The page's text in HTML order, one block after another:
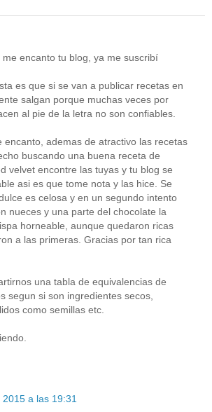
me encanto tu blog, ya me suscribí
es que si se van a publicar recetas en
salgan porque muchas veces por
al pie de la letra no son confiables.
encanto, ademas de atractivo las recetas
buscando una buena receta de
velvet encontre las tuyas y tu blog se
asi es que tome nota y las hice. Se
es celosa y en un segundo intento
nueces y una parte del chocolate la
horneable, aunque quedaron ricas
a las primeras. Gracias por tan rica
una tabla de equivalencias de
segun si son ingredientes secos,
como semillas etc.
a las 19:31